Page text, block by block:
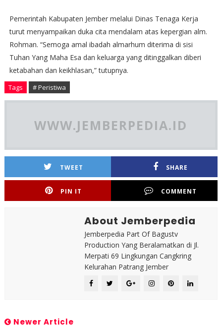
Pemerintah Kabupaten Jember melalui Dinas Tenaga Kerja
turut menyampaikan duka cita mendalam atas kepergian alm.
Rohman. “Semoga amal ibadah almarhum diterima di sisi
Tuhan Yang Maha Esa dan keluarga yang ditinggalkan diberi
ketabahan dan keikhlasan,” tutupnya.
Tags # Peristiwa
WWW.JEMBERPEDIA.ID
TWEET SHARE
PIN IT COMMENT
About Jemberpedia
Jemberpedia Part Of Bagustv
Production Yang Beralamatkan di Jl.
Merpati 69 Lingkungan Cangkring
Kelurahan Patrang Jember
Newer Article